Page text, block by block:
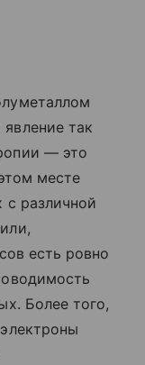
так
— это
месте
с различной
есть ровно
Более того,